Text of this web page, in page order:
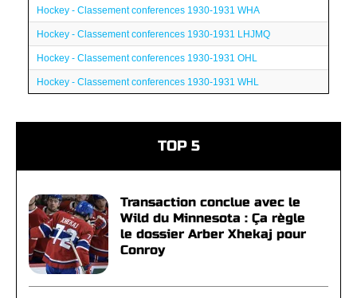
Hockey - Classement conferences 1930-1931 WHA
Hockey - Classement conferences 1930-1931 LHJMQ
Hockey - Classement conferences 1930-1931 OHL
Hockey - Classement conferences 1930-1931 WHL
TOP 5
Transaction conclue avec le
Wild du Minnesota : Ça règle
le dossier Arber Xhekaj pour
Conroy